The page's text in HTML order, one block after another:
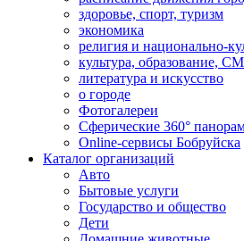
здоровье, спорт, туризм
экономика
религия и национально-
культура, образование,
литература и искусство
о городе
Фотогалереи
Сферические 360°
Online-сервисы Бобруйска
Каталог организаций
Авто
Бытовые услуги
Государство и общество
Дети